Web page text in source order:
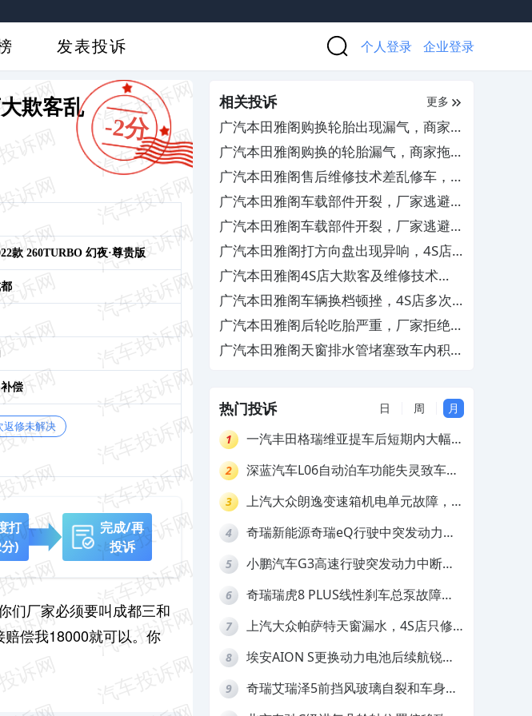
发表投诉 个人登录 企业登录
-2分
欺客乱
款 260TURBO 幻夜·尊贵版
补偿
返修未解决
打
)
完成/再
投诉
们厂家必须要叫成都三和
偿我18000就可以。你
相关投诉 更多
广汽本田雅阁购换轮胎出现漏气，商家推
诿检测责任且拒绝退换货
广汽本田雅阁购换的轮胎漏气，商家拖延
检测拒担责
广汽本田雅阁售后维修技术差乱修车，厂
家需严惩处罚相关人员
广汽本田雅阁车载部件开裂，厂家逃避责
任拒绝保修
广汽本田雅阁车载部件开裂，厂家逃避责
任拒绝保修
广汽本田雅阁打方向盘出现异响，4S店
屡次维修未彻底解决
广汽本田雅阁4S店大欺客及维修技术
差，要求修复车辆并赔偿损失
广汽本田雅阁车辆换档顿挫，4S店多次
维修未解决
广汽本田雅阁后轮吃胎严重，厂家拒绝索
赔更换
广汽本田雅阁天窗排水管堵塞致车内积水
热门投诉 日 周 月
1
一汽丰田格瑞维亚提车后短期内大幅降
2
深蓝汽车L06自动泊车功能失灵致车辆
3
上汽大众朗逸变速箱机电单元故障，厂
4
奇瑞新能源奇瑞eQ行驶中突发动力受
拒绝三电质保
5
小鹏汽车G3高速行驶突发动力中断，
6
奇瑞瑞虎8 PLUS线性刹车总泵故障，
7
上汽大众帕萨特天窗漏水，4S店只修
8
埃安AION S更换动力电池后续航锐
9
奇瑞艾瑞泽5前挡风玻璃自裂和车身多